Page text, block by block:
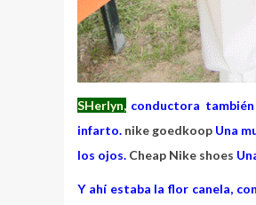
SHerlyn, conductora
infarto. nike goedkoop Una
los ojos. Cheap Nike shoes
Y ahí estaba la flor canela,